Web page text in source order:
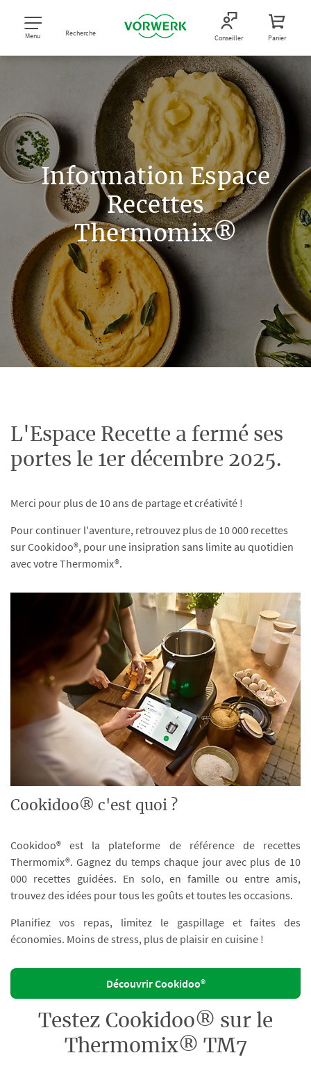
Menu Recherche Conseiller Panier
Information Espace
Recettes
Thermomix®
L'Espace Recette a fermé ses
portes le 1er décembre 2025.
Merci pour plus de 10 ans de partage et créativité !
Pour continuer l'aventure, retrouvez plus de 10 000 recettes
sur Cookidoo®, pour une insipration sans limite au quotidien
avec votre Thermomix®.
Cookidoo® c'est quoi ?
Cookidoo® est la plateforme de référence de recettes
Thermomix®. Gagnez du temps chaque jour avec plus de 10
000 recettes guidées. En solo, en famille ou entre amis,
trouvez des idées pour tous les goûts et toutes les occasions.
Planifiez vos repas, limitez le gaspillage et faites des
économies. Moins de stress, plus de plaisir en cuisine !
Découvrir Cookidoo®
Testez Cookidoo® sur le
Thermomix® TM7